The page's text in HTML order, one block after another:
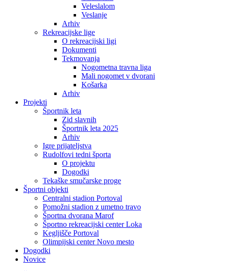
Veleslalom
Veslanje
Arhiv
Rekreacijske lige
O rekreacijski ligi
Dokumenti
Tekmovanja
Nogometna travna liga
Mali nogomet v dvorani
Košarka
Arhiv
Projekti
Športnik leta
Zid slavnih
Športnik leta 2025
Arhiv
Igre prijateljstva
Rudolfovi tedni športa
O projektu
Dogodki
Tekaške smučarske proge
Športni objekti
Centralni stadion Portoval
Pomožni stadion z umetno travo
Športna dvorana Marof
Športno rekreacijski center Loka
Kegljišče Portoval
Olimpijski center Novo mesto
Dogodki
Novice